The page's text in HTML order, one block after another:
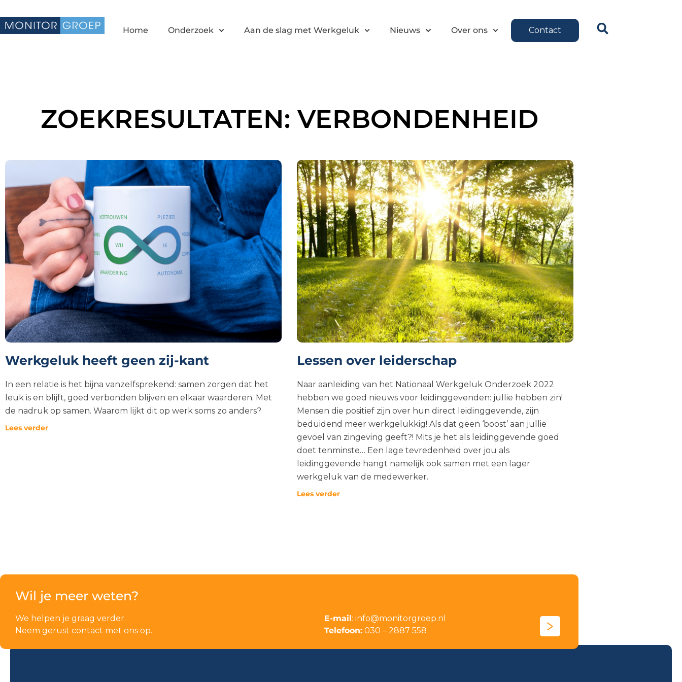
Home Onderzoek Aan de slag met Werkgeluk Nieuws Over ons Contact
ZOEKRESULTATEN: VERBONDENHEID
Werkgeluk heeft geen zij-kant
In een relatie is het bijna vanzelfsprekend: samen zorgen dat het
leuk is en blijft, goed verbonden blijven en elkaar waarderen. Met
de nadruk op samen. Waarom lijkt dit op werk soms zo anders?
Lees verder
Lessen over leiderschap
Naar aanleiding van het Nationaal Werkgeluk Onderzoek 2022
hebben we goed nieuws voor leidinggevenden: jullie hebben zin!
Mensen die positief zijn over hun direct leidinggevende, zijn
beduidend meer werkgelukkig! Als dat geen ‘boost’ aan jullie
gevoel van zingeving geeft?! Mits je het als leidinggevende goed
doet tenminste… Een lage tevredenheid over jou als
leidinggevende hangt namelijk ook samen met een lager
werkgeluk van de medewerker.
Lees verder
Wil je meer weten?
We helpen je graag verder.
Neem gerust contact met ons op.
E-mail: info@monitorgroep.nl
Telefoon: 030 – 2887 558